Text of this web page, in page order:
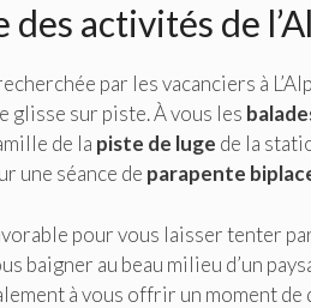
activités de
par les vacanciers à
glisse sur piste. À vous les
de la piste de luge de la
une séance de parapente
pour vous laisser tenter
baigner au beau milieu d’un
à vous offrir un moment de